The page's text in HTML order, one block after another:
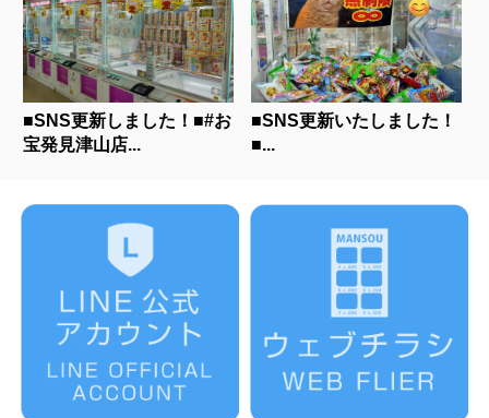
■SNS更新しました！■#お
宝発見津山店...
■SNS更新いたしました！
■...